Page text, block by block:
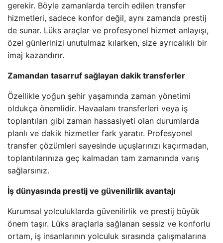
gerekir. Böyle zamanlarda tercih edilen transfer
hizmetleri, sadece konfor değil, aynı zamanda prestij
de sunar. Lüks araçlar ve profesyonel hizmet anlayışı,
özel günlerinizi unutulmaz kılarken, size ayrıcalıklı bir
imaj kazandırır.
Zamandan tasarruf sağlayan dakik transferler
Özellikle yoğun şehir yaşamında zaman yönetimi
oldukça önemlidir. Havaalanı transferleri veya iş
toplantıları gibi zaman hassasiyeti olan durumlarda
planlı ve dakik hizmetler fark yaratır. Profesyonel
transfer çözümleri sayesinde uçuşlarınızı kaçırmadan,
toplantılarınıza geç kalmadan tam zamanında varış
sağlarsınız.
İş dünyasında prestij ve güvenilirlik avantajı
Kurumsal yolculuklarda güvenilirlik ve prestij büyük
önem taşır. Lüks araçlarla sağlanan sessiz ve konforlu
ortam, iş insanlarının yolculuk sırasında çalışmalarına